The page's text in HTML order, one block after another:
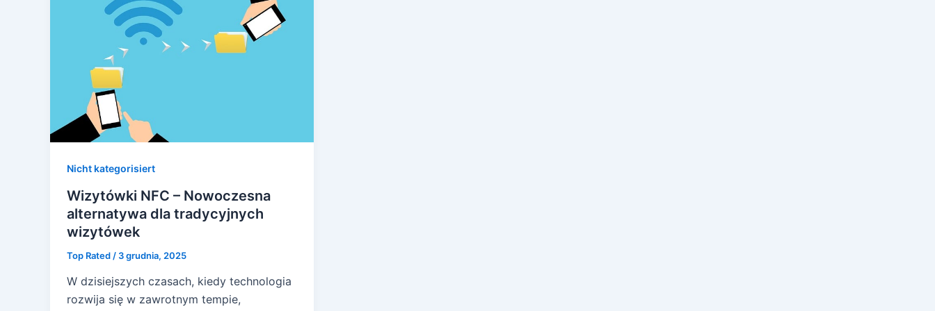
Nicht kategorisiert
Wizytówki NFC – Nowoczesna
alternatywa dla tradycyjnych
wizytówek
Top Rated / 3 grudnia, 2025
W dzisiejszych czasach, kiedy technologia
rozwija się w zawrotnym tempie,